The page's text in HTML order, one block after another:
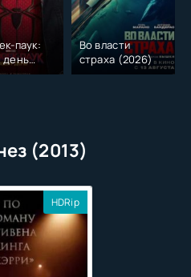
паук:
день
Во власти
страха (2026)
(2013)
HDRip